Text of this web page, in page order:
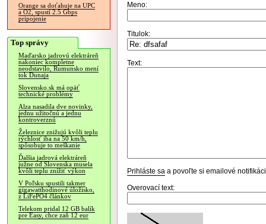
Orange sa doťahuje na UPC
a O2, spustí 2.5 Gbps
pripojenie
Top správy
Maďarsko jadrovú elektráreň
nakoniec kompletne
neodstavilo, Rumunsko mení
tok Dunaja
Slovensko.sk má opäť
technické problémy
Alza nasadila dve novinky,
jednu užitočnú a jednu
kontroverznú
Železnice znižujú kvôli teplu
rýchlosť iba na 50 km/h,
spôsobuje to meškanie
Ďalšia jadrová elektráreň
južne od Slovenska musela
kvôli teplu znížiť výkon
V Poľsku spustili takmer
gigawatthodinové úložisko,
z LiFePO4 článkov
Telekom pridal 12 GB balík
pre Easy, chce zaň 12 eur
Meno:
Titulok:
Text:
Prihláste sa a povoľte si emailové
Overovací text: